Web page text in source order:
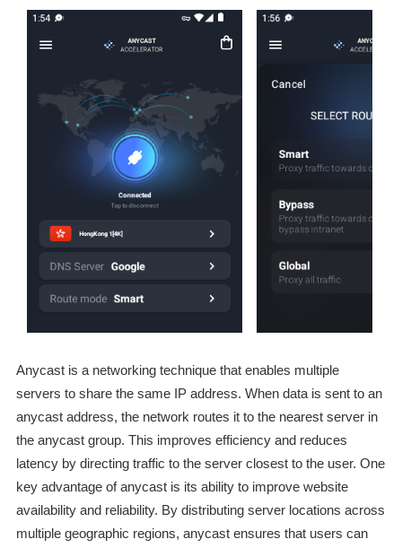
Anycast is a networking technique that enables multiple
servers to share the same IP address. When data is sent to an
anycast address, the network routes it to the nearest server in
the anycast group. This improves efficiency and reduces
latency by directing traffic to the server closest to the user. One
key advantage of anycast is its ability to improve website
availability and reliability. By distributing server locations across
multiple geographic regions, anycast ensures that users can